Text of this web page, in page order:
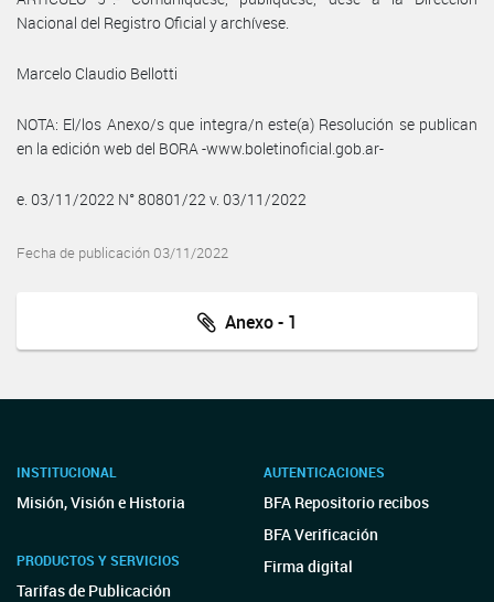
Nacional del Registro Oficial y archívese.
Marcelo Claudio Bellotti
NOTA: El/los Anexo/s que integra/n este(a) Resolución se publican
en la edición web del BORA -www.boletinoficial.gob.ar-
e. 03/11/2022 N° 80801/22 v. 03/11/2022
Fecha de publicación 03/11/2022
Anexo - 1
INSTITUCIONAL
Misión, Visión e Historia
PRODUCTOS Y SERVICIOS
Tarifas de Publicación
AUTENTICACIONES
BFA Repositorio recibos
BFA Verificación
Firma digital